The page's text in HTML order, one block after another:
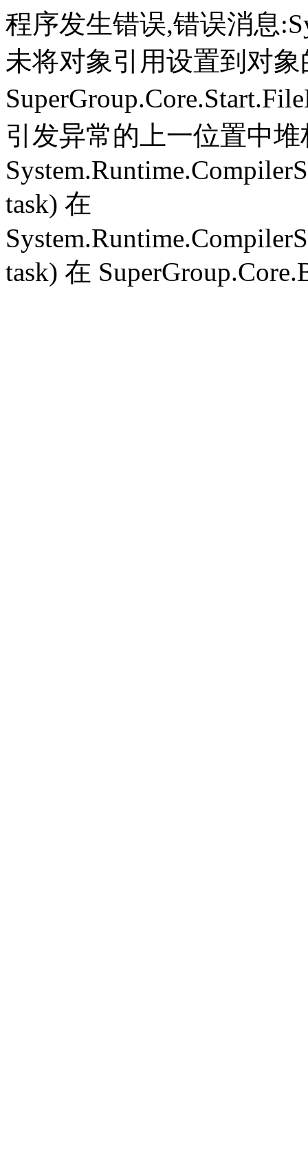
程序发生错误,错误消息
未将对象引用设置到对
引发异常的上一位置中
task) 在
task) 在